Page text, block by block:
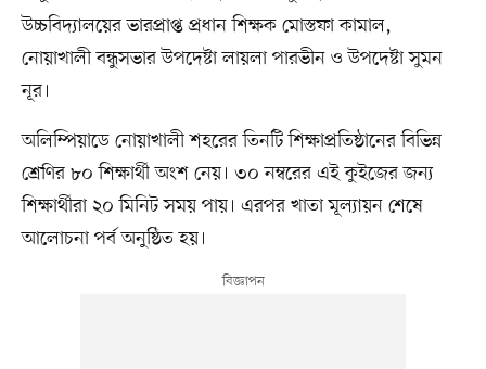
উচ্চবিদ্যালয়ের ভারপ্রাপ্ত প্রধান শিক্ষক মোস্তফা কামাল,
নোয়াখালী বন্ধুসভার উপদেষ্টা লায়লা পারভীন ও উপদেষ্টা সুমন
নূর।
অলিম্পিয়াডে নোয়াখালী শহরের তিনটি শিক্ষাপ্রতিষ্ঠানের বিভিন্ন
শ্রেণির ৮০ শিক্ষার্থী অংশ নেয়। ৩০ নম্বরের এই কুইজের জন্য
শিক্ষার্থীরা ২০ মিনিট সময় পায়। এরপর খাতা মূল্যায়ন শেষে
আলোচনা পর্ব অনুষ্ঠিত হয়।